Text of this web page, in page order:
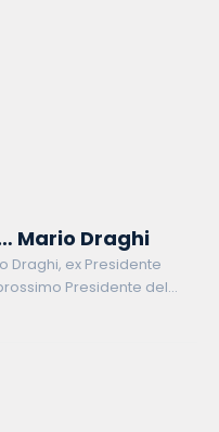
Mario Draghi
Draghi, ex Presidente
Presidente del
anni ’70 e ’80 presso